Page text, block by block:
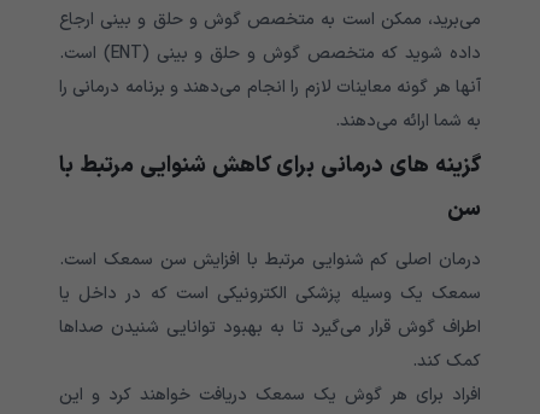
می‌‌‌‌‌‌‌‌‌‌‌‌‌‌‌‌‌‌‌‌‌‌‌‌‌‌‌‌‌‌‌‌‌‌‌‌‌برید، ممکن است به متخصص گوش و حلق و بینی ارجاع
داده شوید که متخصص گوش و حلق و بینی (ENT) است.
آنها هر گونه معاینات لازم را انجام می‌‌‌‌‌‌‌‌‌‌‌‌‌‌‌‌‌‌‌‌‌‌‌‌‌‌‌‌‌‌‌‌‌‌‌‌‌دهند و برنامه درمانی را
به شما ارائه می‌‌‌‌‌‌‌‌‌‌‌‌‌‌‌‌‌‌‌‌‌‌‌‌‌‌‌‌‌‌‌‌‌‌‌‌‌دهند.
گزینه های درمانی برای کاهش شنوایی مرتبط با
سن
درمان اصلی کم شنوایی مرتبط با افزایش سن سمعک است.
سمعک یک وسیله پزشکی الکترونیکی است که در داخل یا
اطراف گوش قرار می‌‌‌‌‌‌‌‌‌‌‌‌‌‌‌‌‌‌‌‌‌‌‌‌‌‌‌‌‌‌‌‌‌‌‌‌‌گیرد تا به بهبود توانایی شنیدن صداها
کمک کند.
افراد برای هر گوش یک سمعک دریافت خواهند کرد و این